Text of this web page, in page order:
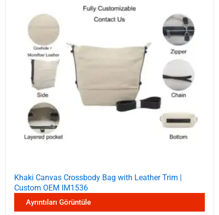
Khaki Canvas Crossbody Bag with Leather Trim |
Custom OEM IM1536
Ayrıntıları Görüntüle